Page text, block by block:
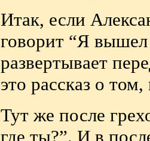
Итак, если
говорит “Я
развертывает
это рассказ о
Тут же после
где ты?”. И в